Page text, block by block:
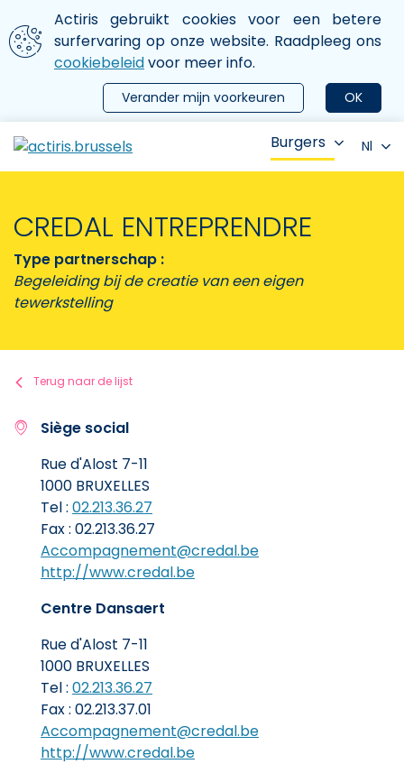
Aller au contenu principal
We gebruiken cookies
Actiris gebruikt cookies voor een betere
surfervaring op onze website. Raadpleeg ons
cookiebeleidvoor meer info.
OK
Verander mijn voorkeuren
le menu
Burgers Nl
CREDAL ENTREPRENDRE
Type partnerschap :
Begeleiding bij de creatie van een eigen
tewerkstelling
Terug naar de lijst
Siège social
Rue d'Alost 7-11
1000 BRUXELLES
Tel : 02.213.36.27
Fax : 02.213.36.27
Accompagnement@credal.be
http://www.credal.be
Centre Dansaert
Rue d'Alost 7-11
1000 BRUXELLES
Tel : 02.213.36.27
Fax : 02.213.37.01
Accompagnement@credal.be
http://www.credal.be